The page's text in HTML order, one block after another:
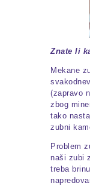
Znate li
Mekane
(zapravo
zbog
tako
zubni
Problem
naši zubi
treba